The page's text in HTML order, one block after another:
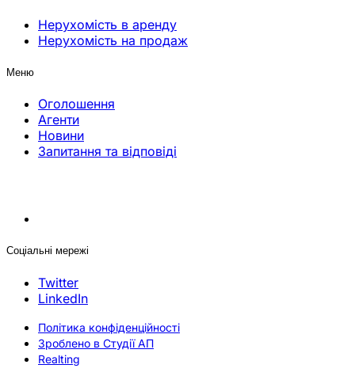
Нерухомість в аренду
Нерухомість на продаж
Меню
Оголошення
Агенти
Новини
Запитання та відповіді
Соціальні мережі
Twitter
LinkedIn
Політика конфіденційності
Зроблено в Студії АП
Realting